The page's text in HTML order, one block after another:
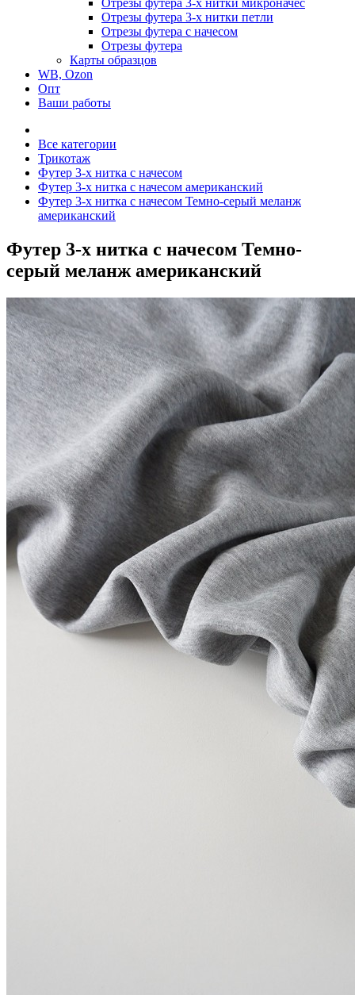
Отрезы футера 3-х нитки микроначес
Отрезы футера 3-х нитки петли
Отрезы футера с начесом
Отрезы футера
Карты образцов
WB, Ozon
Опт
Ваши работы
Все категории
Трикотаж
Футер 3-х нитка с начесом
Футер 3-х нитка с начесом американский
Футер 3-х нитка с начесом Темно-серый меланж
американский
Футер 3-х нитка с начесом Темно-
серый меланж американский